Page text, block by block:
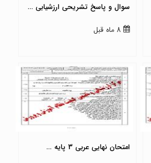
سوال و پاسخ تشریحی ارزشیابی ...
8 ماه قبل
امتحان نهایی عربی 3 پایه ...